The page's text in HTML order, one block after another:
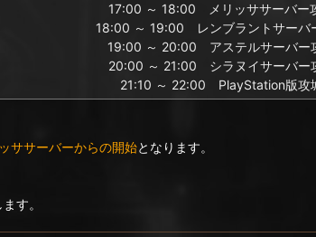
17:00 ～ 18:00 メリッササーバー
18:00 ～ 19:00 レンブラントサーバ
19:00 ～ 20:00 アステルサーバー
20:00 ～ 21:00 シラヌイサーバー
21:10 ～ 22:00 PlayStation版攻
ササーバーからの開始となります。
す。